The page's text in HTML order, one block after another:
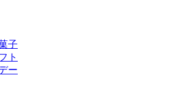
子
ト
ー